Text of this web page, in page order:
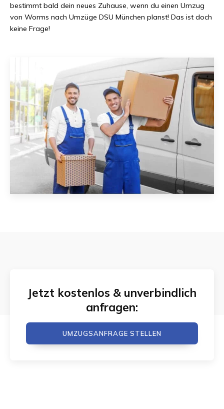
bestimmt bald dein neues Zuhause, wenn du einen Umzug
von Worms nach Umzüge DSU München planst! Das ist doch
keine Frage!
Jetzt kostenlos & unverbindlich
anfragen:
UMZUGSANFRAGE STELLEN